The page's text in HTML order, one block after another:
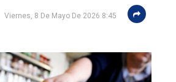
Viernes, 8 De Mayo De 2026 8:45